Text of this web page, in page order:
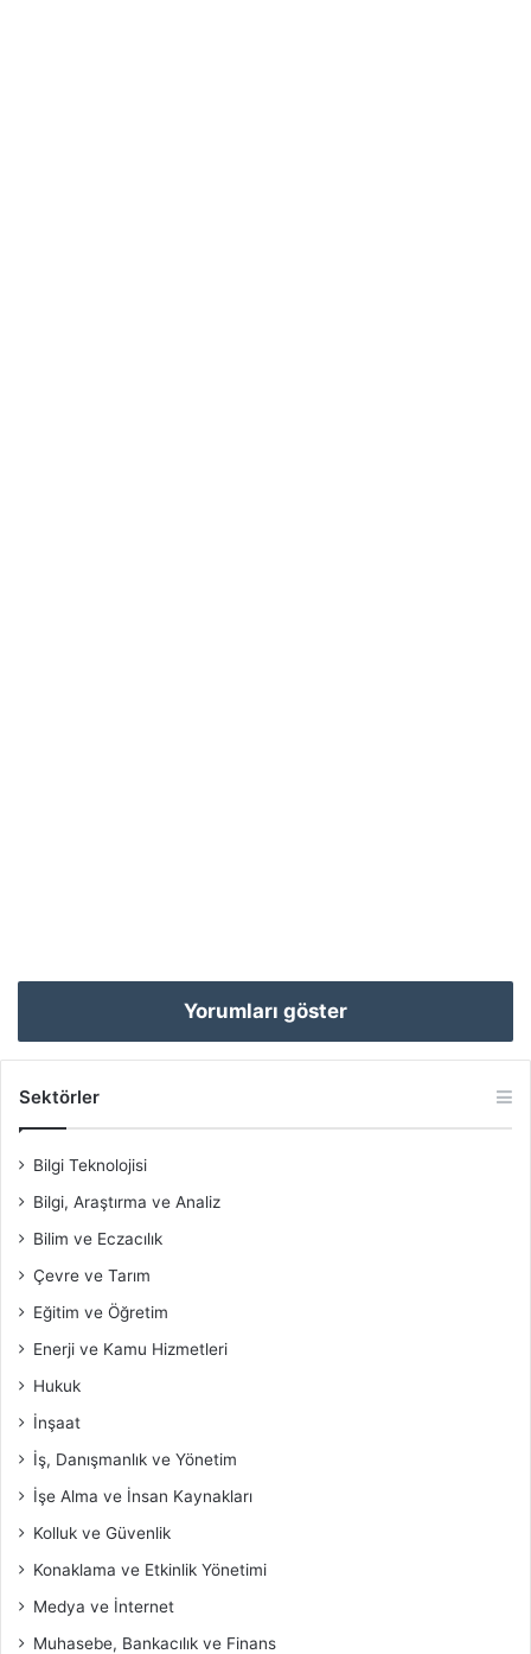
Yorumları göster
Sektörler
Bilgi Teknolojisi
Bilgi, Araştırma ve Analiz
Bilim ve Eczacılık
Çevre ve Tarım
Eğitim ve Öğretim
Enerji ve Kamu Hizmetleri
Hukuk
İnşaat
İş, Danışmanlık ve Yönetim
İşe Alma ve İnsan Kaynakları
Kolluk ve Güvenlik
Konaklama ve Etkinlik Yönetimi
Medya ve İnternet
Muhasebe, Bankacılık ve Finans